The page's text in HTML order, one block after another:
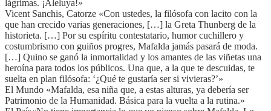
lágrimas. ¡Aleluya!»
Vicent Sanchis, Catorze «Con ustedes, la filósofa con lacito con la
que han crecido varias generaciones, […] la Greta Thunberg de la
historieta. […] Por su espíritu contestatario, humor cuchillero y
costumbrismo con guiños progres, Mafalda jamás pasará de moda.
[…] Quino se ganó la inmortalidad y los amantes de las viñetas una
heroína para todos los públicos. Una que, a la que te descuidas, te
suelta en plan filósofa: ‘¿Qué te gustaría ser si vivieras?’»
El Mundo «Mafalda, esa niña que, a estas alturas, ya debería ser
Patrimonio de la Humanidad. Básica para la vuelta a la rutina.»